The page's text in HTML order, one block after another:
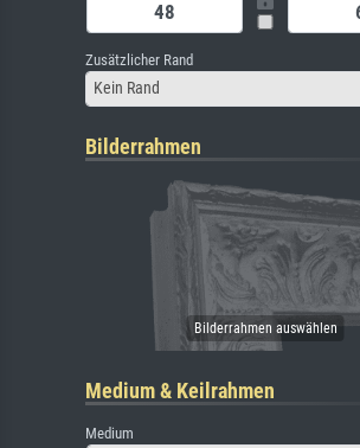
Zusätzlicher Rand
Kein Rand
Bilderrahmen
Medium & Keilrahmen
Medium